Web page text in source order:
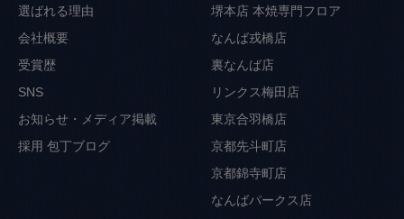
選ばれる理由
会社概要
受賞歴
SNS
お知らせ・メディア掲載
採用 包丁ブログ
堺本店 本焼専門フロア
なんば戎橋店
裏なんば店
リンクス梅田店
東京合羽橋店
京都先斗町店
京都錦寺町店
なんばパークス店